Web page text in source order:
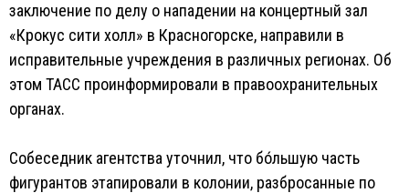
заключение по делу о нападении на концертный зал
«Крокус сити холл» в Красногорске, направили в
исправительные учреждения в различных регионах. Об
этом ТАСС проинформировали в правоохранительных
органах.
Собеседник агентства уточнил, что бо́льшую часть
фигурантов этапировали в колонии, разбросанные по